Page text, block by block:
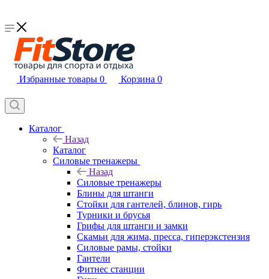
Избранные товары 0 Корзина 0
Каталог
Назад
Каталог
Силовые тренажеры
Назад
Силовые тренажеры
Блины для штанги
Стойки для гантелей, блинов, гирь
Турники и брусья
Грифы для штанги и замки
Скамьи для жима, пресса, гиперэкстензия
Силовые рамы, стойки
Гантели
Фитнес станции